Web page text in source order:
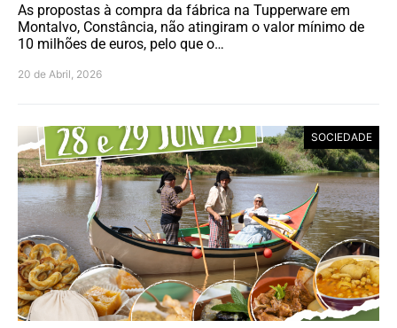
As propostas à compra da fábrica na Tupperware em
Montalvo, Constância, não atingiram o valor mínimo de
10 milhões de euros, pelo que o…
20 de Abril, 2026
SOCIEDADE